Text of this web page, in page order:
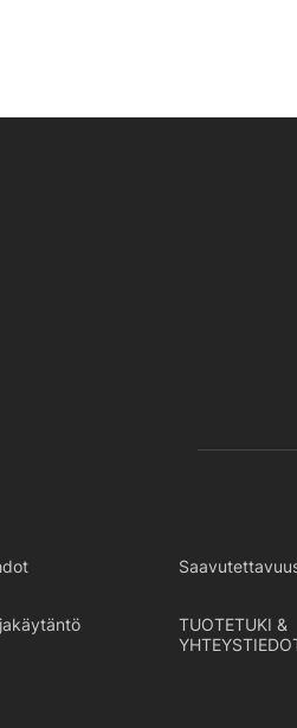
TUOTETUKI &